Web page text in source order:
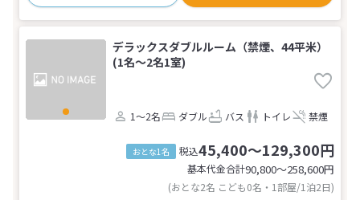
デラックスダブルルーム（禁煙、44平米）
(1名～2名1室)
1～2名 ダブル バス トイレ 禁煙
おとな1名 税込45,400～129,300円
基本代金合計90,800〜258,600円
(おとな2名 こども0名・1部屋/1泊2日)